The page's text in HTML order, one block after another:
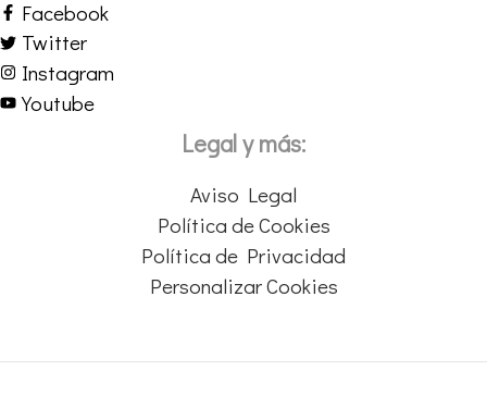
Facebook
Twitter
Instagram
Youtube
Legal y más:
Aviso Legal
Política de Cookies
Política de Privacidad
Personalizar Cookies